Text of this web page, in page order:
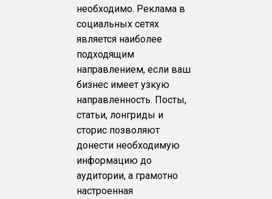
необходимо. Реклама в
социальных сетях
является наиболее
подходящим
направлением, если ваш
бизнес имеет узкую
направленность. Посты,
статьи, лонгриды и
сторис позволяют
донести необходимую
информацию до
аудитории, а грамотно
настроенная